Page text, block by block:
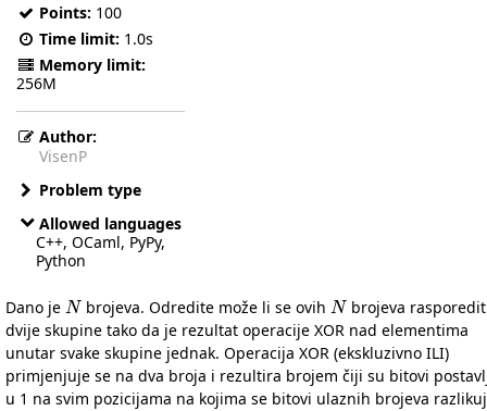
Points: 100
Time limit: 1.0s
Memory limit:
256M
Author:
VisenP
Problem type
Allowed languages
C++, OCaml, PyPy,
Python
Dano je
N
brojeva. Odredite može li se ovih
N
brojeva
dvije skupine tako da je rezultat operacije XOR nad elementima
unutar svake skupine jednak. Operacija XOR (ekskluzivno ILI)
primjenjuje se na dva broja i rezultira brojem čiji su bitovi
u 1 na svim pozicijama na kojima se bitovi ulaznih brojeva